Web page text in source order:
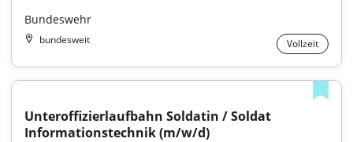
Bundeswehr
bundesweit Vollzeit
Unteroffizierlaufbahn Soldatin / Soldat
Informationstechnik (m/w/d)